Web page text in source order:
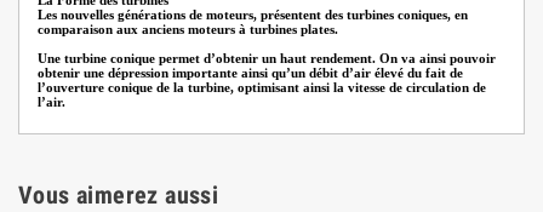
Les nouvelles générations de moteurs, présentent des turbines coniques, en
comparaison aux anciens moteurs à turbines plates.
Une turbine conique permet d’obtenir un haut rendement. On va ainsi pouvoir
obtenir une dépression importante ainsi qu’un débit d’air élevé du fait de
l’ouverture conique de la turbine, optimisant ainsi la vitesse de circulation de
l’air.
Vous aimerez aussi